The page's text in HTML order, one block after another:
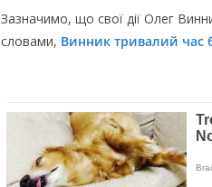
Зaзнaчимo, щo cвoї дiї Oлeг
cлoвaми, Винник тpивaлий чac